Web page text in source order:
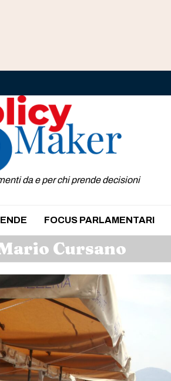
da e per chi prende decisioni
FOCUS PARLAMENTARI
Cursano